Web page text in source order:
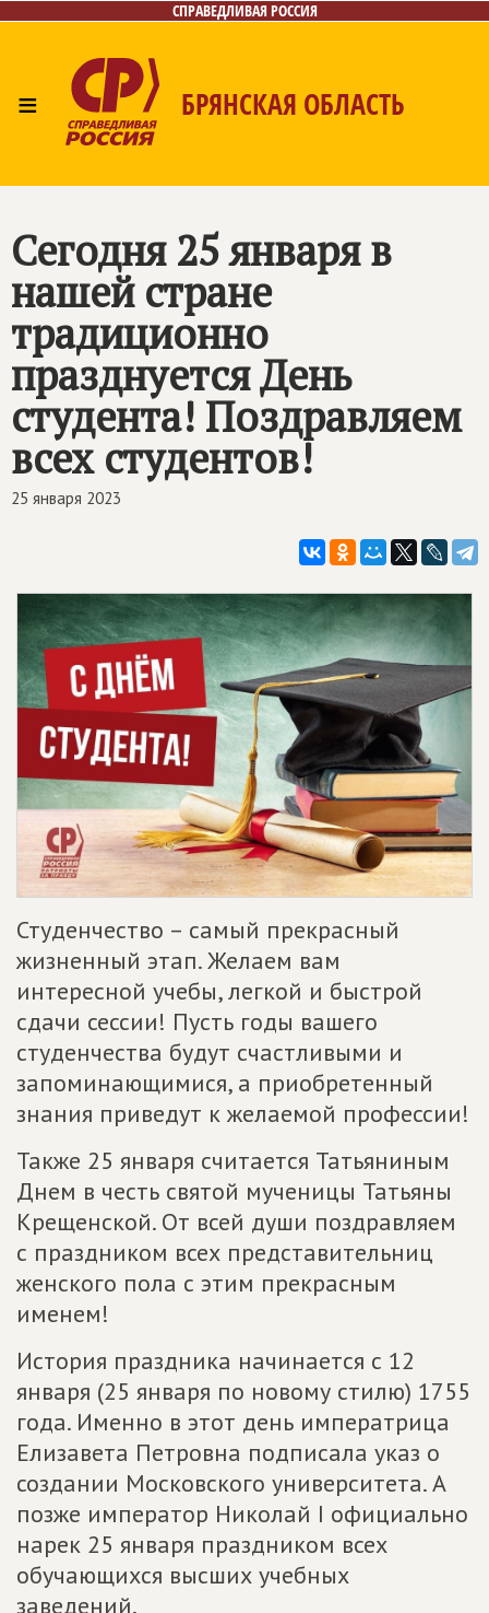
СПРАВЕДЛИВАЯ РОССИЯ
≡ БРЯНСКАЯ ОБЛАСТЬ
Контакты
Сегодня 25 января в
нашей стране
традиционно
празднуется День
студента! Поздравляем
всех студентов!
25 января 2023
Студенчество – самый прекрасный
жизненный этап. Желаем вам
интересной учебы, легкой и быстрой
сдачи сессии! Пусть годы вашего
студенчества будут счастливыми и
запоминающимися, а приобретенный
знания приведут к желаемой профессии!
Также 25 января считается Татьяниным
Днем в честь святой мученицы Татьяны
Крещенской. От всей души поздравляем
с праздником всех представительниц
женского пола с этим прекрасным
именем!
История праздника начинается с 12
января (25 января по новому стилю) 1755
года. Именно в этот день императрица
Елизавета Петровна подписала указ о
создании Московского университета. А
позже император Николай I официально
нарек 25 января праздником всех
обучающихся высших учебных
заведений.